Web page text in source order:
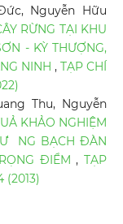
Nguyễn Hữu
RỪNG TẠI KHU
- KỲ THƯỢNG,
NINH,TẠP CHÍ
Thu, Nguyễn
KHẢO NGHIỆM
NG BẠCH ĐÀN
ĐIỂM,TẠP
(2013)